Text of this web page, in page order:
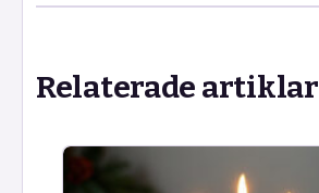
Relaterade artiklar